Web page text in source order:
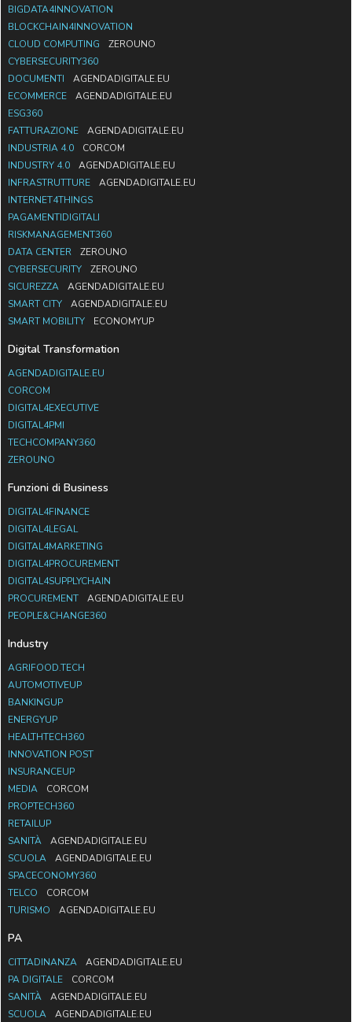
BIGDATA4INNOVATION
BLOCKCHAIN4INNOVATION
CLOUD COMPUTING
ZEROUNO
CYBERSECURITY360
DOCUMENTI
AGENDADIGITALE.EU
ECOMMERCE
AGENDADIGITALE.EU
ESG360
FATTURAZIONE
AGENDADIGITALE.EU
INDUSTRIA 4.0
CORCOM
INDUSTRY 4.0
AGENDADIGITALE.EU
INFRASTRUTTURE
AGENDADIGITALE.EU
INTERNET4THINGS
PAGAMENTIDIGITALI
RISKMANAGEMENT360
DATA CENTER
ZEROUNO
CYBERSECURITY
ZEROUNO
SICUREZZA
AGENDADIGITALE.EU
SMART CITY
AGENDADIGITALE.EU
SMART MOBILITY
ECONOMYUP
Digital Transformation
AGENDADIGITALE.EU
CORCOM
DIGITAL4EXECUTIVE
DIGITAL4PMI
TECHCOMPANY360
ZEROUNO
Funzioni di Business
DIGITAL4FINANCE
DIGITAL4LEGAL
DIGITAL4MARKETING
DIGITAL4PROCUREMENT
DIGITAL4SUPPLYCHAIN
PROCUREMENT
AGENDADIGITALE.EU
PEOPLE&CHANGE360
Industry
AGRIFOOD.TECH
AUTOMOTIVEUP
BANKINGUP
ENERGYUP
HEALTHTECH360
INNOVATION POST
INSURANCEUP
MEDIA
CORCOM
PROPTECH360
RETAILUP
SANITÀ
AGENDADIGITALE.EU
SCUOLA
AGENDADIGITALE.EU
SPACECONOMY360
TELCO
CORCOM
TURISMO
AGENDADIGITALE.EU
PA
CITTADINANZA
AGENDADIGITALE.EU
PA DIGITALE
CORCOM
SANITÀ
AGENDADIGITALE.EU
SCUOLA
AGENDADIGITALE.EU